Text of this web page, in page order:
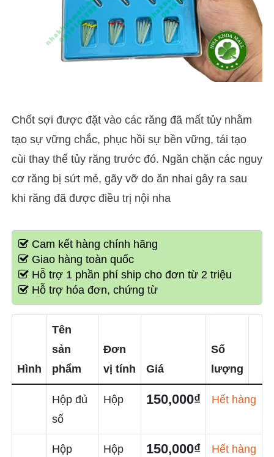
Chốt sợi được đặt vào các răng đã mất tủy nhằm
tạo sự vững chắc, phục hồi sự bền vững, tái tạo
cùi thay thế tủy răng trước đó. Ngăn chặn các nguy
cơ răng bị sứt mẻ, gãy vỡ do ăn nhai gây ra sau
khi răng đã được điều trị nội nha
Cam kết hàng chính hãng
Giao hàng toàn quốc
Hỗ trợ 1 phần phí ship cho đơn từ 2 triệu
Hỗ trợ hóa đơn, chứng từ
Hình
Tên
sản
phẩm
Đơn
vị tính
Giá
Số
lượng
Hộp đủ
số
Hộp 150,000₫ Hết hàng
Hộp
Hộp 150,000₫ Hết hàng